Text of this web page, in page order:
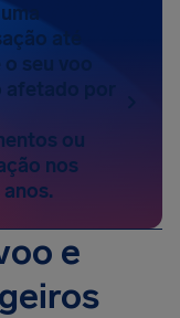
até
seu voo
por
ou
nos
e